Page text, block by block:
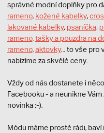
správné modní doplňky pro
rameno, kožené kabelky,
lakované kabelky, psaníčka,
rameno,tašky a pouzdra na
rameno,aktovky... to vše pro
nabízíme za skvělé ceny.
Vždy od nás dostanete i
Facebooku - a neunikne
novinka ;-).
Módu máme prostě rádi,